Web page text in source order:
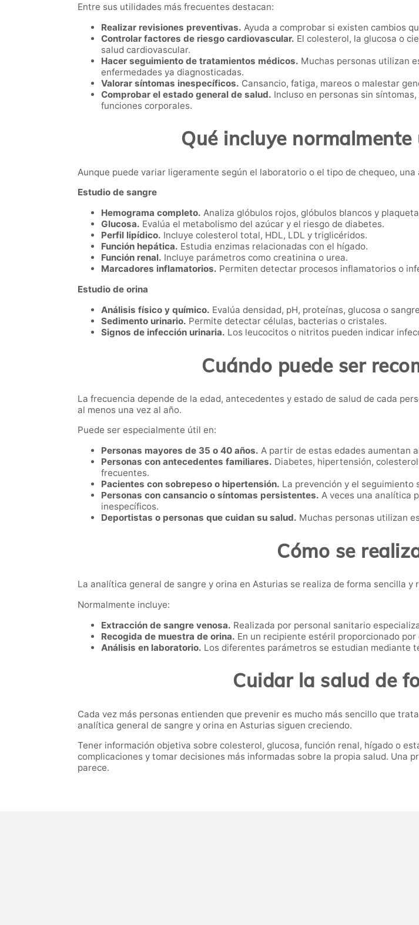
Entre sus utilidades más frecuentes destacan:
Realizar revisiones preventivas. Ayuda a comprobar si existen cambios
Controlar factores de riesgo cardiovascular. El colesterol, la glucosa o
salud cardiovascular.
Hacer seguimiento de tratamientos médicos. Muchas personas utilizan
enfermedades ya diagnosticadas.
Valorar síntomas inespecíficos. Cansancio, fatiga, mareos o malestar
Comprobar el estado general de salud. Incluso en personas sin
funciones corporales.
Qué incluye
Aunque puede variar ligeramente según el laboratorio o el tipo de chequeo,
Estudio de sangre
Hemograma completo. Analiza glóbulos rojos, glóbulos blancos y
Glucosa. Evalúa el metabolismo del azúcar y el riesgo de diabetes.
Perfil lipídico. Incluye colesterol total, HDL, LDL y triglicéridos.
Función hepática. Estudia enzimas relacionadas con el hígado.
Función renal. Incluye parámetros como creatinina o urea.
Marcadores inflamatorios. Permiten detectar procesos inflamatorios o
Estudio de orina
Análisis físico y químico. Evalúa densidad, pH, proteínas, glucosa o
Sedimento urinario. Permite detectar células, bacterias o cristales.
Signos de infección urinaria. Los leucocitos o nitritos pueden indicar
Cuándo puede ser
La frecuencia depende de la edad, antecedentes y estado de salud de cada
al menos una vez al año.
Puede ser especialmente útil en:
Personas mayores de 35 o 40 años. A partir de estas edades aumentan
Personas con antecedentes familiares. Diabetes, hipertensión,
frecuentes.
Pacientes con sobrepeso o hipertensión. La prevención y el
Personas con cansancio o síntomas persistentes. A veces una analítica
inespecíficos.
Deportistas o personas que cuidan su salud. Muchas personas utilizan
Cómo se
La analítica general de sangre y orina en Asturias se realiza de forma sencilla y
Normalmente incluye:
Extracción de sangre venosa. Realizada por personal sanitario
Recogida de muestra de orina. En un recipiente estéril proporcionado
Análisis en laboratorio. Los diferentes parámetros se estudian mediante
Cuidar la salud de
Cada vez más personas entienden que prevenir es mucho más sencillo que
analítica general de sangre y orina en Asturias siguen creciendo.
Tener información objetiva sobre colesterol, glucosa, función renal, hígado o
complicaciones y tomar decisiones más informadas sobre la propia salud. Una
parece.